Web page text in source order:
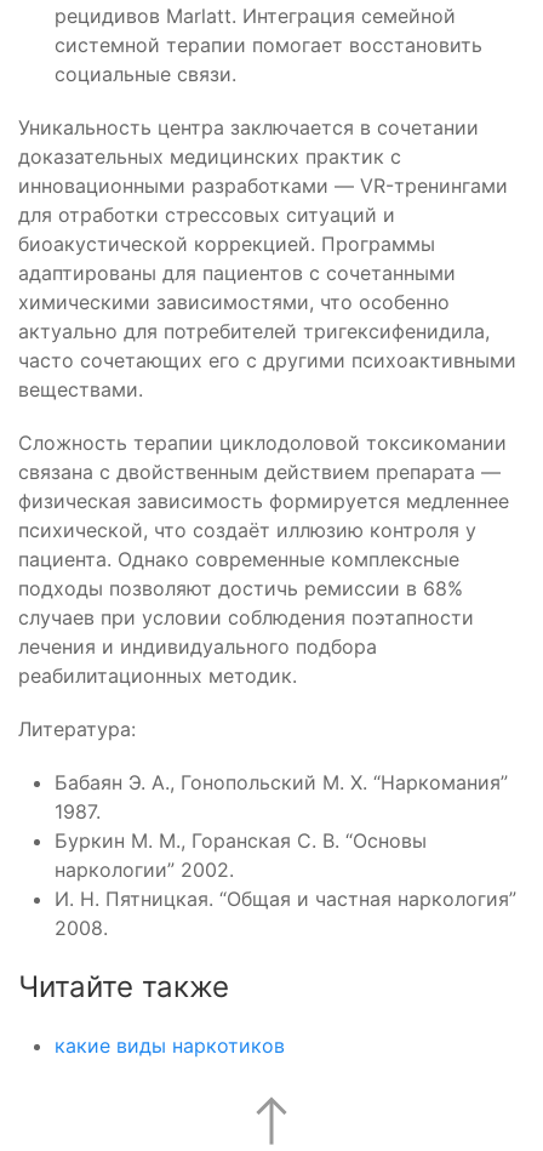
рецидивов Marlatt. Интеграция семейной
системной терапии помогает восстановить
социальные связи.
Уникальность центра заключается в сочетании
доказательных медицинских практик с
инновационными разработками — VR-тренингами
для отработки стрессовых ситуаций и
биоакустической коррекцией. Программы
адаптированы для пациентов с сочетанными
химическими зависимостями, что особенно
актуально для потребителей тригексифенидила,
часто сочетающих его с другими психоактивными
веществами.
Сложность терапии циклодоловой токсикомании
связана с двойственным действием препарата —
физическая зависимость формируется медленнее
психической, что создаёт иллюзию контроля у
пациента. Однако современные комплексные
подходы позволяют достичь ремиссии в 68%
случаев при условии соблюдения поэтапности
лечения и индивидуального подбора
реабилитационных методик.
Литература:
Бабаян Э. А., Гонопольский М. Х. “Наркомания”
1987.
Буркин М. М., Горанская С. В. “Основы
наркологии” 2002.
И. Н. Пятницкая. “Общая и частная наркология”
2008.
Читайте также
какие виды наркотиков